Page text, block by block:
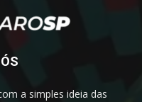
a simples ideia das